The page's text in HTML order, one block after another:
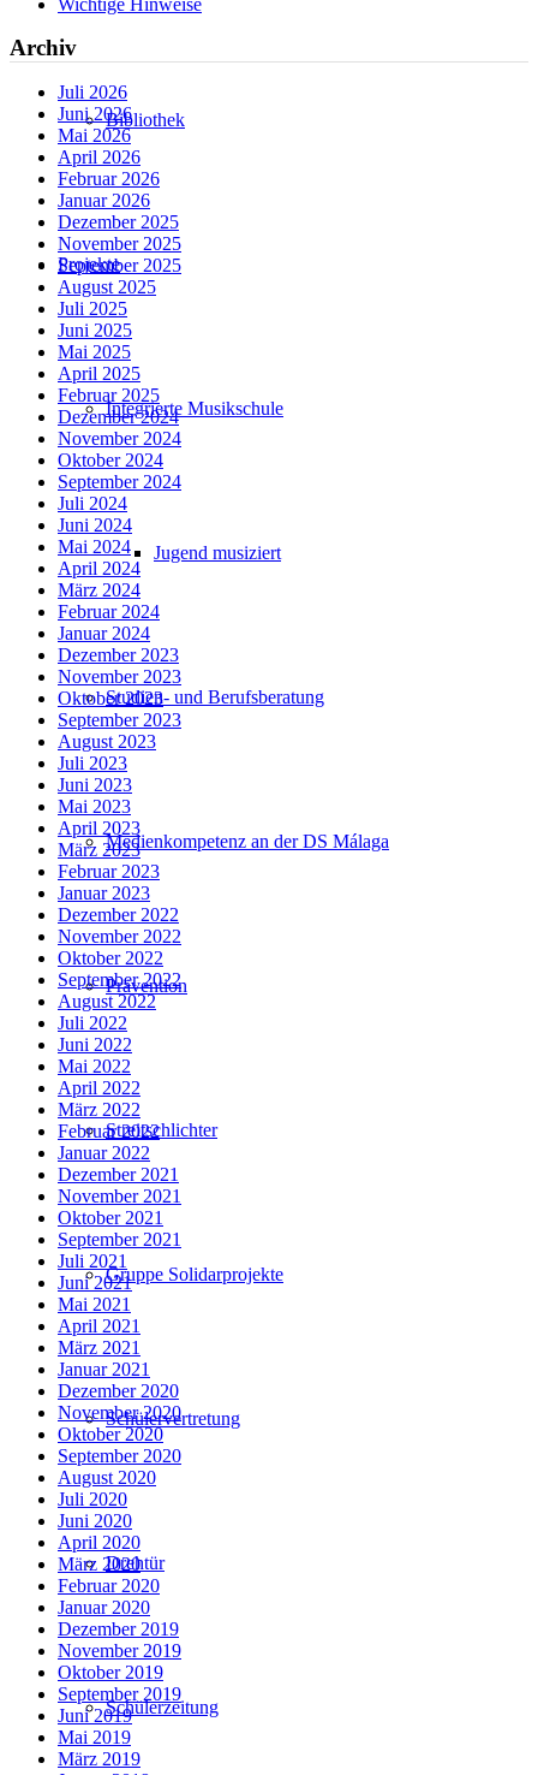
Bibliothek
Projekte
Integrierte Musikschule
Jugend musiziert
Studien- und Berufsberatung
Medienkompetenz an der DS Málaga
Prävention
Streitschlichter
Gruppe Solidarprojekte
Schülervertretung
Drehtür
Schülerzeitung
Archiv
Juli 2026
Juni 2026
Mai 2026
April 2026
Februar 2026
Januar 2026
Dezember 2025
November 2025
September 2025
August 2025
Juli 2025
Juni 2025
Mai 2025
April 2025
Februar 2025
Dezember 2024
November 2024
Oktober 2024
September 2024
Juli 2024
Juni 2024
Mai 2024
April 2024
März 2024
Februar 2024
Januar 2024
Dezember 2023
November 2023
Oktober 2023
September 2023
August 2023
Juli 2023
Juni 2023
Mai 2023
April 2023
März 2023
Februar 2023
Januar 2023
Dezember 2022
November 2022
Oktober 2022
September 2022
August 2022
Juli 2022
Juni 2022
Mai 2022
April 2022
März 2022
Februar 2022
Januar 2022
Dezember 2021
November 2021
Oktober 2021
September 2021
Juli 2021
Juni 2021
Mai 2021
April 2021
März 2021
Januar 2021
Dezember 2020
November 2020
Oktober 2020
September 2020
August 2020
Juli 2020
Juni 2020
April 2020
März 2020
Februar 2020
Januar 2020
Dezember 2019
November 2019
Oktober 2019
September 2019
Juni 2019
Mai 2019
März 2019